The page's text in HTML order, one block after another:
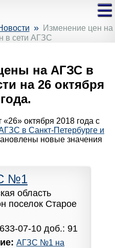
» Изменение цен на
в сети АГЗС
на АГЗС в
на 26 октября
октября 2018 года с
в Санкт-Петербурге и
новые значения
№1
область
поселок Старое
07-10 доб.: 91
АГЗС №1 на